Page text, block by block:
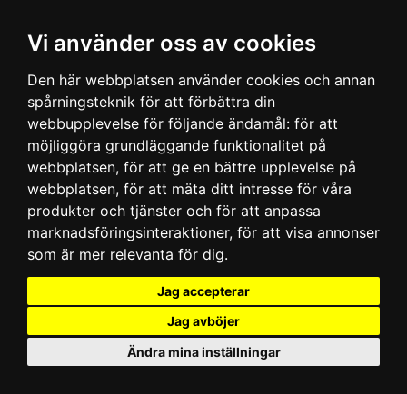
Vi använder oss av cookies
Den här webbplatsen använder cookies och annan
spårningsteknik för att förbättra din
webbupplevelse för följande ändamål: för att
möjliggöra grundläggande funktionalitet på
webbplatsen, för att ge en bättre upplevelse på
webbplatsen, för att mäta ditt intresse för våra
produkter och tjänster och för att anpassa
marknadsföringsinteraktioner, för att visa annonser
som är mer relevanta för dig.
Jag accepterar
Jag avböjer
Ändra mina inställningar